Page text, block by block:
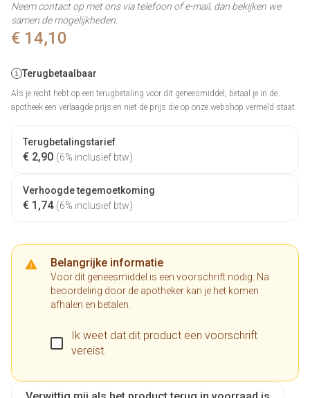
€ 14,10
Terugbetaalbaar
Als je recht hebt op een terugbetaling voor dit geneesmiddel, betaal je in de
apotheek een verlaagde prijs en niet de prijs die op onze webshop vermeld staat.
Terugbetalingstarief
€ 2,90 (6% inclusief btw)
Verhoogde tegemoetkoming
€ 1,74 (6% inclusief btw)
Belangrijke informatie
Voor dit geneesmiddel is een voorschrift nodig. Na
beoordeling door de apotheker kan je het komen
afhalen en betalen.
Ik weet dat dit product een voorschrift
vereist.
Neem contact op met ons via telefoon of e-mail, dan bekijken we
samen de mogelijkheden.